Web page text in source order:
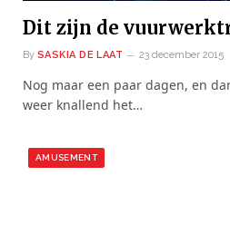
Dit zijn de
By SASKIA DE LAAT 23 december 2015
Nog maar een paar dagen, en
weer knallend het…
AMUSEMENT